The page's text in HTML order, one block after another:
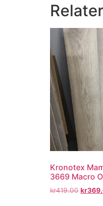
Kronotex
3669 Macro
kr419.00 kr